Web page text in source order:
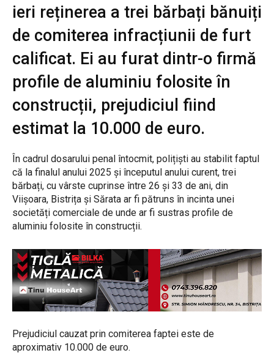
ieri reținerea a trei bărbați bănuiți
de comiterea infracțiunii de furt
calificat. Ei au furat dintr-o firmă
profile de aluminiu folosite în
construcții, prejudiciul fiind
estimat la 10.000 de euro.
În cadrul dosarului penal întocmit, polițiști au stabilit faptul
că la finalul anului 2025 și începutul anului curent, trei
bărbați, cu vârste cuprinse între 26 și 33 de ani, din
Viișoara, Bistrița și Sărata ar fi pătruns în incinta unei
societăți comerciale de unde ar fi sustras profile de
aluminiu folosite în construcții.
Prejudiciul cauzat prin comiterea faptei este de
aproximativ 10.000 de euro.